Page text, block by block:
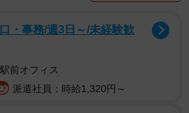
・事務/週3日～/未経験歓
前オフィス
派遣社員：時給1,320円～